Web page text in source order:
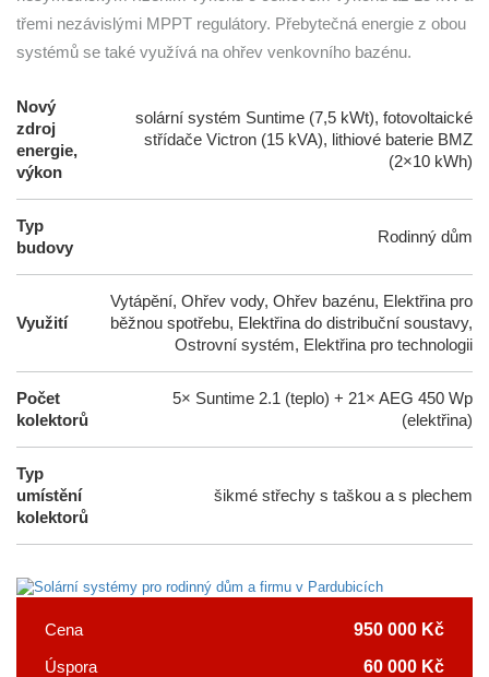
třemi nezávislými MPPT regulátory. Přebytečná energie z obou
systémů se také využívá na ohřev venkovního bazénu.
Nový
zdroj
energie,
výkon
solární systém Suntime (7,5 kWt), fotovoltaické
střídače Victron (15 kVA), lithiové baterie BMZ
(2×10 kWh)
Typ
budovy
Rodinný dům
Využití
Vytápění, Ohřev vody, Ohřev bazénu, Elektřina pro
běžnou spotřebu, Elektřina do distribuční soustavy,
Ostrovní systém, Elektřina pro technologii
Počet
kolektorů
5× Suntime 2.1 (teplo) + 21× AEG 450 Wp
(elektřina)
Typ
umístění
kolektorů
šikmé střechy s taškou a s plechem
Cena 950 000 Kč
Úspora 60 000 Kč